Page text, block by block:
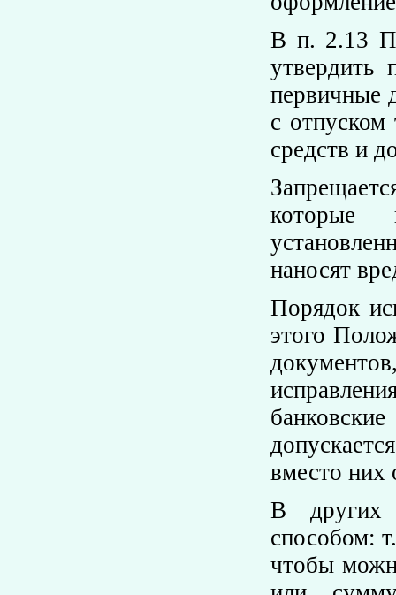
В п. 2.13
утвердить
первичные
с
средств и
которые
наносят
Порядок
этого
вместо
В других
способом:
чтобы